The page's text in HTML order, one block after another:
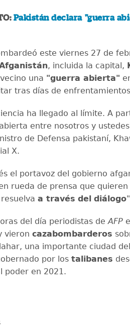
Pakistán declara "guerra
este viernes 27 de
, incluida la capital,
una "guerra abierta"
tras días de
ha llegado al límite. A
entre nosotros y
de Defensa pakistaní,
X.
el portavoz del gobierno
rueda de prensa que quieren
a través del diálogo
del día periodistas deAFP
vieron cazabombarderos
una importante ciudad
por los talibanes
poder en 2021.